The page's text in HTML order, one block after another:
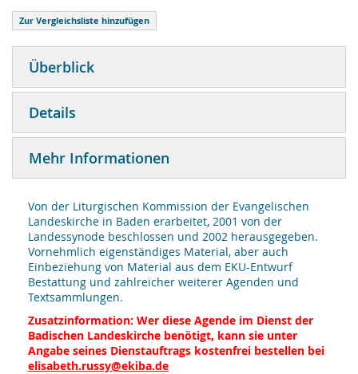
Zur Vergleichsliste hinzufügen
Überblick
Details
Mehr Informationen
Von der Liturgischen Kommission der Evangelischen
Landeskirche in Baden erarbeitet, 2001 von der
Landessynode beschlossen und 2002 herausgegeben.
Vornehmlich eigenständiges Material, aber auch
Einbeziehung von Material aus dem EKU-Entwurf
Bestattung und zahlreicher weiterer Agenden und
Textsammlungen.
Zusatzinformation: Wer diese Agende im Dienst der
Badischen Landeskirche benötigt, kann sie unter
Angabe seines Dienstauftrags kostenfrei bestellen bei
elisabeth.russy@ekiba.de